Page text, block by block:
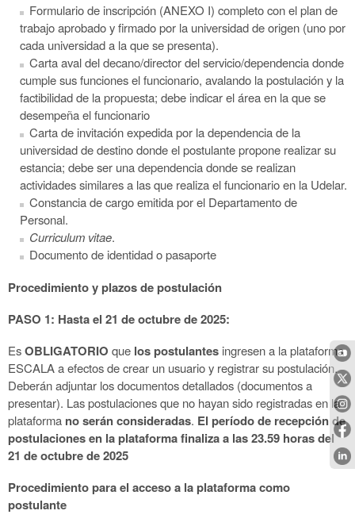
Formulario de inscripción (ANEXO I) completo con el plan de
trabajo aprobado y firmado por la universidad de origen (uno por
cada universidad a la que se presenta).
Carta aval del decano/director del servicio/dependencia donde
cumple sus funciones el funcionario, avalando la postulación y la
factibilidad de la propuesta; debe indicar el área en la que se
desempeña el funcionario
Carta de invitación expedida por la dependencia de la
universidad de destino donde el postulante propone realizar su
estancia; debe ser una dependencia donde se realizan
actividades similares a las que realiza el funcionario en la Udelar.
Constancia de cargo emitida por el Departamento de
Personal.
Curriculum vitae.
Documento de identidad o pasaporte
Procedimiento y plazos de postulación
PASO 1: Hasta el 21 de octubre de 2025:
EsOBLIGATORIO que los postulantes ingresen a la plataforma
ESCALA a efectos de crear un usuario y registrar su postulación.
Deberán adjuntar los documentos detallados (documentos a
presentar). Las postulaciones que no hayan sido registradas en la
plataforma no serán consideradas. El período de recepción de
postulaciones en la plataforma finaliza a las 23.59 horas del
21 de octubre de 2025
Procedimiento para el acceso a la plataforma como
postulante